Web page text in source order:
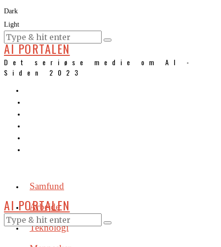
Dark
Light
KURSER
AI PORTALEN
Det seriøse medie om AI -
Siden 2023
Samfund
Arbejde
Teknologi
AI PORTALEN